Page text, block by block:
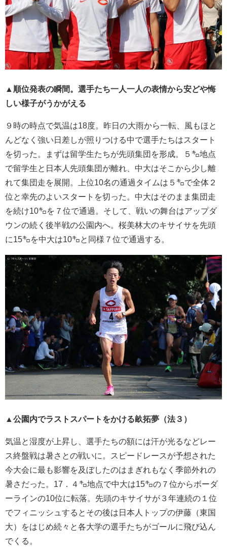
▲順位発表の瞬間。選手たち一人一人の表情から安どや悔
しい様子がうかがえる
９時の時点で気温は18度。昨日の大雨から一転、風もほと
んどなく強い日差しが照りつける中で選手たちはスタート
を切った。まずは留学生たちが先頭集団を形成。５㌔地点
で留学生と日本人先頭集団が離れ、中大はそこから少し離
れて集団走を展開。上位10名の通過タイムは５㌔で全体２
位と幸先のよいスタートを切った。中大はそのまま集団走
を続け10㌔を７位で通過。そして、戦いの舞台はアップダ
ウンの続く後半戦の公園内へ。桜美林大のキサイサを先頭
に15㌔を中大は10㌔と同様７位で通過する。
▲公園内でラストスパートをかける畝拓夢（法３）
気温と湿度が上昇し、選手たちの額には汗が光るなどレー
ス終盤戦は暑さとの戦いに。スピードレースが予想された
今大会に最も影響を及ぼしたのはまぎれもなく季節外れの
暑さだった。17．４㌔地点で中大は15㌔の７位からボーダ
ーラインの10位に転落。先頭のキサイサが３年連続の１位
でフィニッシュするとその後は日本人トップの伊藤（東国
大）をはじめ続々と各大学の選手たちがゴールに飛び込ん
でくる。